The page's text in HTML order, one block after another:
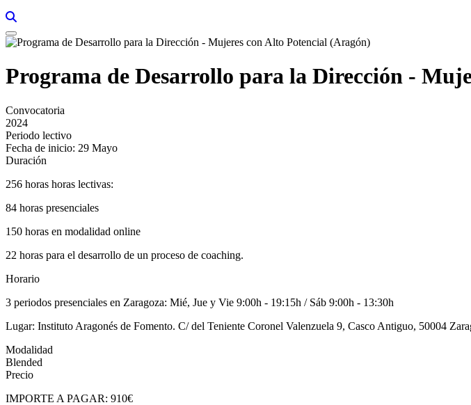
Programa de Desarrollo para la Dirección -
Convocatoria
2024
Periodo lectivo
Fecha de inicio: 29 Mayo
Duración
256 horas horas lectivas:
84 horas presenciales
150 horas en modalidad online
22 horas para el desarrollo de un proceso de coaching.
Horario
3 periodos presenciales en Zaragoza: Mié, Jue y Vie 9:00h - 19:15h / Sáb 9:00h - 13:30h
Lugar: Instituto Aragonés de Fomento. C/ del Teniente Coronel Valenzuela 9, Casco Antiguo, 50004
Modalidad
Blended
Precio
IMPORTE A PAGAR: 910€